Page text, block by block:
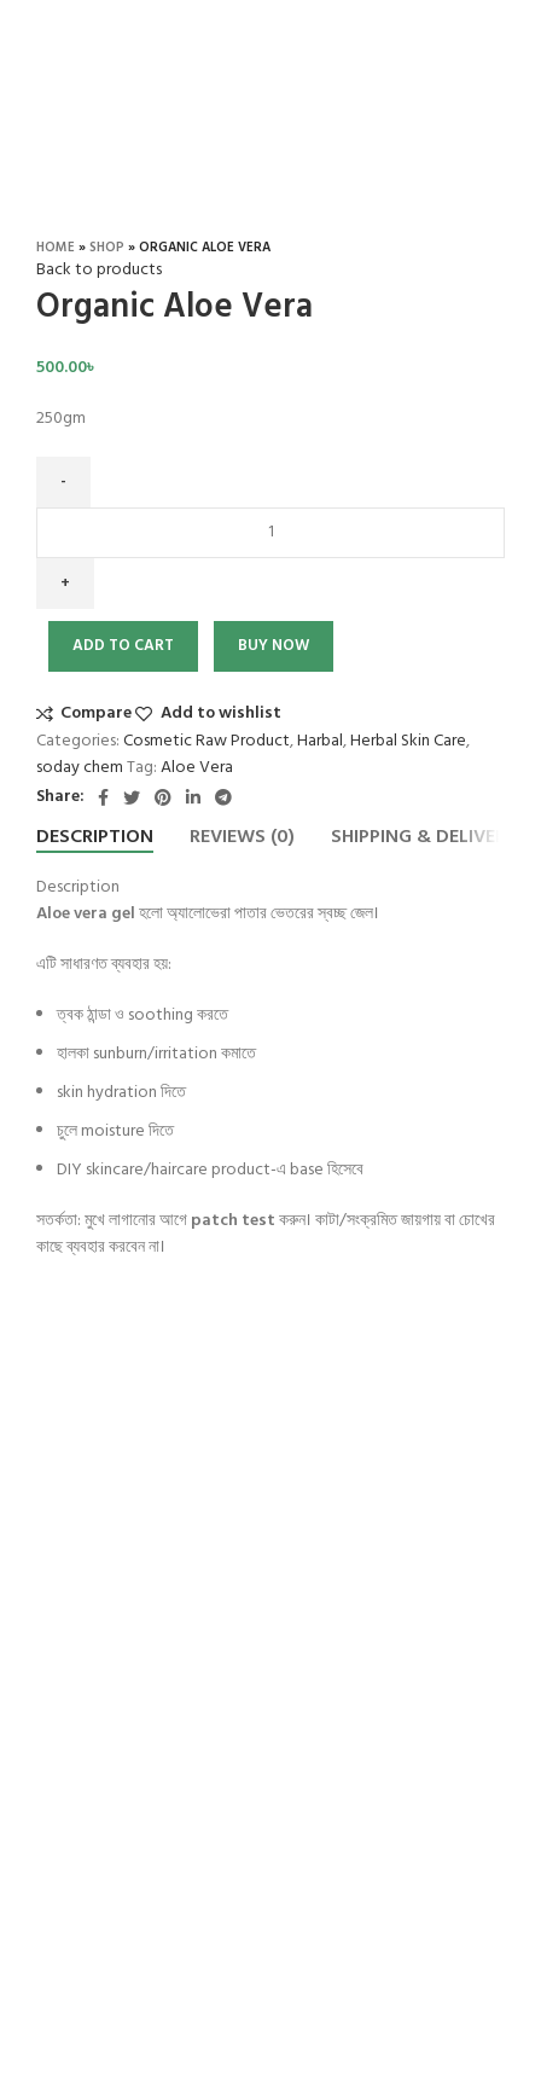
HOME »SHOP »ORGANIC ALOE VERA
Back to products
Organic Aloe Vera
500.00৳
250gm
ADD TO CART BUY NOW
Compare
Add to wishlist
Categories:Cosmetic Raw Product,Harbal,Herbal Skin Care,
soday chemTag:Aloe Vera
Share:
DESCRIPTION REVIEWS (0) SHIPPING & DELIVERY
Description
Aloe vera gelহলো অ্যালোভেরা পাতার ভেতরের স্বচ্ছ জেল।
এটি সাধারণত ব্যবহার হয়:
ত্বক ঠান্ডা ও soothing করতে
হালকা sunburn/irritation কমাতে
skin hydration দিতে
চুলে moisture দিতে
DIY skincare/haircare product-এ base হিসেবে
সতর্কতা: মুখে লাগানোর আগেpatch testকরুন। কাটা/সংক্রমিত জায়গায় বা চোখের
কাছে ব্যবহার করবেন না।